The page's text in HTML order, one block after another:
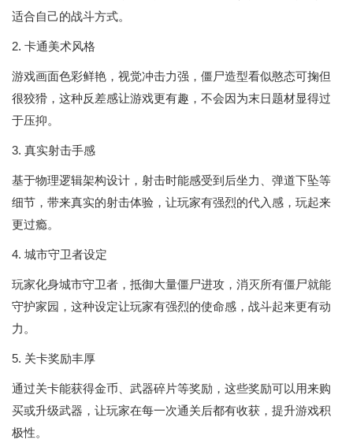
适合自己的战斗方式。
2. 卡通美术风格
游戏画面色彩鲜艳，视觉冲击力强，僵尸造型看似憨态可掬但
很狡猾，这种反差感让游戏更有趣，不会因为末日题材显得过
于压抑。
3. 真实射击手感
基于物理逻辑架构设计，射击时能感受到后坐力、弹道下坠等
细节，带来真实的射击体验，让玩家有强烈的代入感，玩起来
更过瘾。
4. 城市守卫者设定
玩家化身城市守卫者，抵御大量僵尸进攻，消灭所有僵尸就能
守护家园，这种设定让玩家有强烈的使命感，战斗起来更有动
力。
5. 关卡奖励丰厚
通过关卡能获得金币、武器碎片等奖励，这些奖励可以用来购
买或升级武器，让玩家在每一次通关后都有收获，提升游戏积
极性。